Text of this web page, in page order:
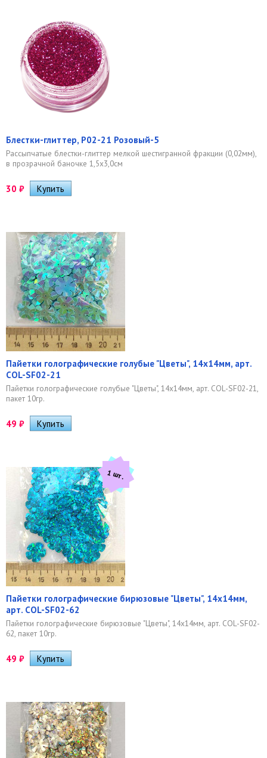
Блестки-глиттер, Р02-21 Розовый-5
Рассыпчатые блестки-глиттер мелкой шестигранной фракции (0,02мм),
в прозрачной баночке 1,5х3,0см
30 ₽
Пайетки голографические голубые "Цветы", 14х14мм, арт.
COL-SF02-21
Пайетки голографические голубые "Цветы", 14х14мм, арт. COL-SF02-21,
пакет 10гр.
49 ₽
1 шт.
Пайетки голографические бирюзовые "Цветы", 14х14мм,
арт. COL-SF02-62
Пайетки голографические бирюзовые "Цветы", 14х14мм, арт. COL-SF02-
62, пакет 10гр.
49 ₽